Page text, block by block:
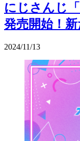
にじさんじ
発売開始！
2024/11/13